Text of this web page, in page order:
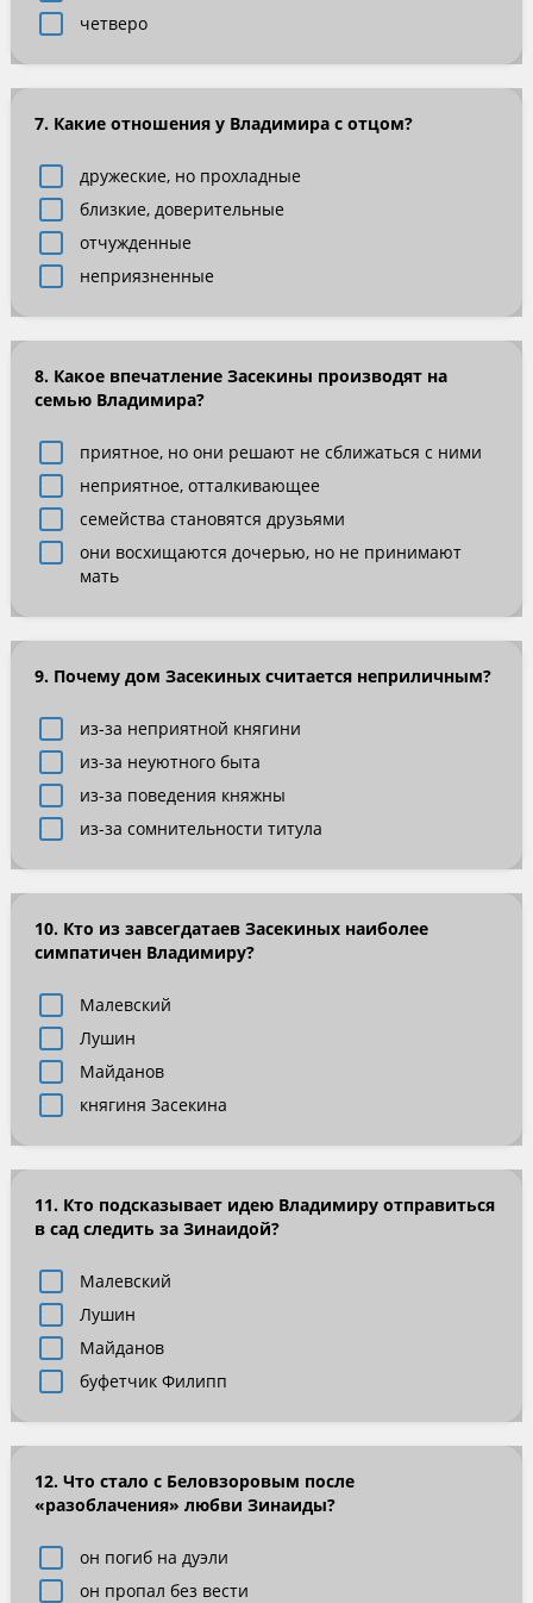
четверо
7. Какие отношения у Владимира с отцом?
дружеские, но прохладные
близкие, доверительные
отчужденные
неприязненные
8. Какое впечатление Засекины производят на
семью Владимира?
приятное, но они решают не сближаться с ними
неприятное, отталкивающее
семейства становятся друзьями
они восхищаются дочерью, но не принимают
мать
9. Почему дом Засекиных считается неприличным?
из-за неприятной княгини
из-за неуютного быта
из-за поведения княжны
из-за сомнительности титула
10. Кто из завсегдатаев Засекиных наиболее
симпатичен Владимиру?
Малевский
Лушин
Майданов
княгиня Засекина
11. Кто подсказывает идею Владимиру отправиться
в сад следить за Зинаидой?
Малевский
Лушин
Майданов
буфетчик Филипп
12. Что стало с Беловзоровым после
«разоблачения» любви Зинаиды?
он погиб на дуэли
он пропал без вести